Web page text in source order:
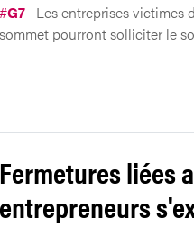
#G7 Les entreprises victimes
sommet pourront solliciter le
Fermetures liées
entrepreneurs